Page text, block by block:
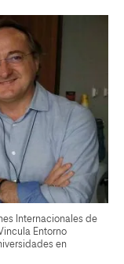
Internacionales de
Entorno
en